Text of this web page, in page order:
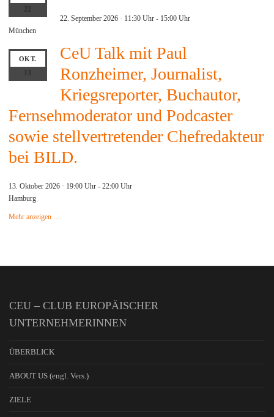
22
22. September 2026 · 11:30 Uhr- 15:00 Uhr
München
OKT.
CeU Talk mit Paul
Ronzheimer, Journalist,
Kriegsreporter, Buchautor,
Fernsehmoderator und Podcaster
sowie stellvertretender Chefredakteur
bei BILD.
13. Oktober 2026 · 19:00 Uhr - 22:00 Uhr
Hamburg
Mehr anzeigen …
CEU – CLUB EUROPÄISCHER
UNTERNEHMERINNEN
ÜBERBLICK
ABOUT US (engl. Vers.)
ZIELE